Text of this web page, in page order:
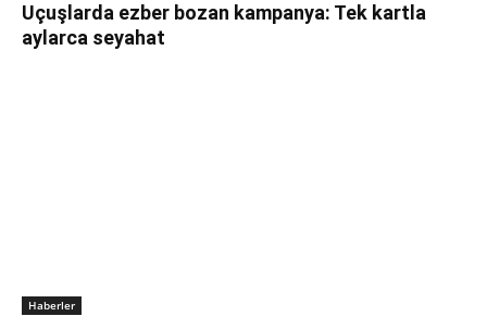
Uçuşlarda ezber bozan kampanya: Tek kartla
aylarca seyahat
Haberler